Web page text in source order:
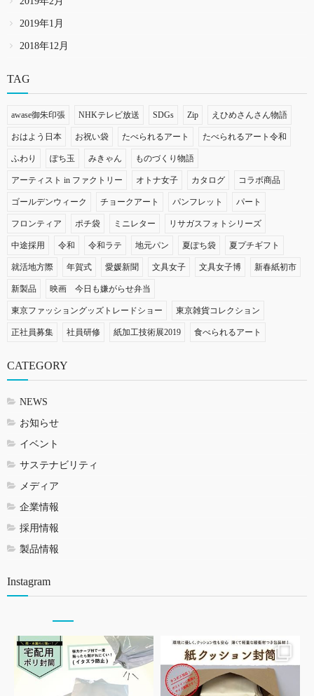
2019年1月
2018年12月
TAG
awase御朱印張 NHKテレビ放送 SDGs Zip えひめさんさん物語
おはよう日本 お祝い袋 たべられるアート たべられるアート令和
ふわり ぽち玉 みきゃん ものづくり物語
アーティスト in ファクトリー オトナ女子 カタログ コラボ商品
ゴールデンウィーク チョークアート パンフレット パート
フロンティア ポチ袋 ミニレター リサガスフォトシリーズ
中途採用 令和 令和ラテ 地元パン 夏ぽち袋 夏プチギフト
就活地方際 年賀式 愛媛新聞 文具女子 文具女子博 新春紙初市
新製品 映画 今日も嫌がらせ弁当
東京ファッショングッズトレードショー 東京雑貨コレクション
正社員募集 社員研修 紙加工技術展2019 食べられるアート
CATEGORY
NEWS
お知らせ
イベント
サステナビリティ
メディア
企業情報
採用情報
製品情報
Instagram